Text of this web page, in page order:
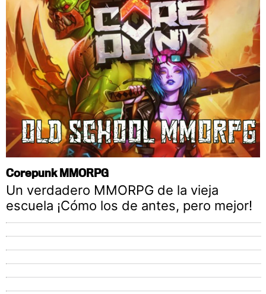
Corepunk MMORPG
Un verdadero MMORPG de la vieja
escuela ¡Cómo los de antes, pero mejor!